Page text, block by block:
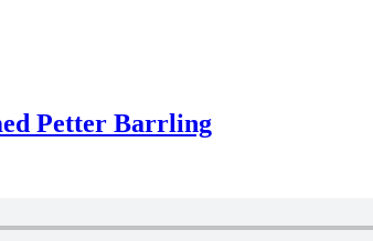
Petter Barrling